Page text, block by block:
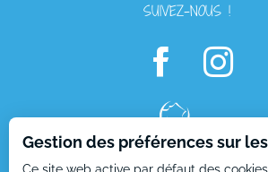
SUIVEZ-NOUS !
Gestion des préférences sur